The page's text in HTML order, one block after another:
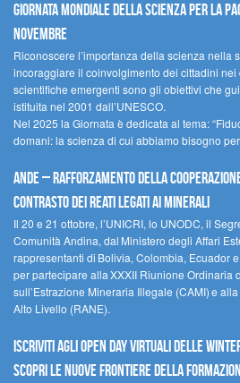
Giornata mondiale della scienza per la
novembre
Riconoscere l’importanza della scienza nella
incoraggiare il coinvolgimento dei cittadini
scientifiche emergenti sono gli obiettivi che
istituita nel 2001 dall’UNESCO.
Nel 2025 la Giornata è dedicata al tema:
domani: la scienza di cui abbiamo bisogno
Ande – Rafforzamento della
contrasto dei reati legati ai minerali
Il 20 e 21 ottobre, l’UNICRI, lo UNODC, il
Comunità Andina, dal Ministero degli Affari
rappresentanti di Bolivia, Colombia, Ecuador
per partecipare alla XXXII Riunione Ordinaria
sull’Estrazione Mineraria Illegale (CAMI) e
Alto Livello (RANE).
Iscriviti agli Open Day Virtuali delle Winter
scopri le nuove frontiere della